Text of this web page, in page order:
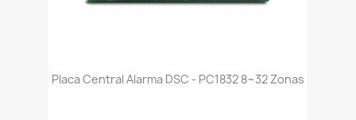
Placa Central Alarma DSC - PC1832 8~32 Zonas